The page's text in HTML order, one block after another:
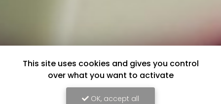
This site uses cookies and gives you control
over what you want to activate
OK, accept all